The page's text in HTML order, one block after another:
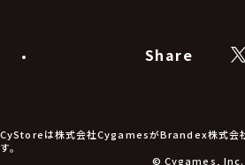
食品・飲料品
アパレル小物
アクセサリー
Share
CyStoreは株式会社CygamesがBrandex株式会
す。
© Cygames, Inc.